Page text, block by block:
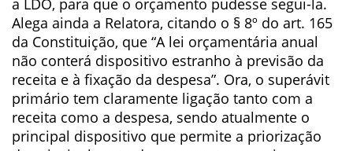
a LDO, para que o orçamento pudesse segui-la.
Alega ainda a Relatora, citando o § 8º do art. 165
da Constituição, que “A lei orçamentária anual
não conterá dispositivo estranho à previsão da
receita e à fixação da despesa”. Ora, o superávit
primário tem claramente ligação tanto com a
receita como a despesa, sendo atualmente o
principal dispositivo que permite a priorização